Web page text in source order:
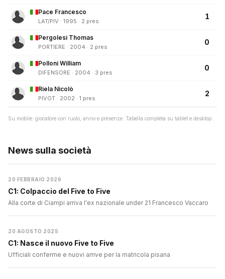
Pace Francesco
LAT/PIV · 1995 · 2 pres
1
Pergolesi Thomas
PORTIERE · 2004 · 2 pres
0
Polloni William
DIFENSORE · 2004 · 3 pres
0
Riela Nicolò
PIVOT · 2002 · 1 pres
2
Su mobile: giocatore con ruolo, anno e presenze. Tabella completa su tablet e desktop.
News sulla società
20 FEBBRAIO 2026
C1: Colpaccio del Five to Five
Alla corte di Ciampi arriva l'ex nazionale under 21 Francesco Vaccaro
20 AGOSTO 2025
C1: Nasce il nuovo Five to Five
Ufficiali conferme e nuovi arrive per la matricola pisana